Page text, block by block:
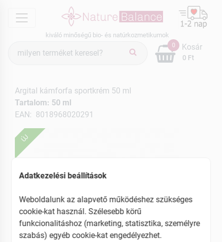
menu
kiváló minőségű bio- és natúrkozmetikumok
keresés
0
0 Ft
Kosár
ÚJ
Argital kámforfa sportkrém 50 ml
Tartalom: 50 ml
EAN: 8018968020291
Adatkezelési beállítások
Weboldalunk az alapvető működéshez szükséges
cookie-kat használ. Szélesebb körű
funkcionalitáshoz (marketing, statisztika, személyre
szabás) egyéb cookie-kat engedélyezhet.